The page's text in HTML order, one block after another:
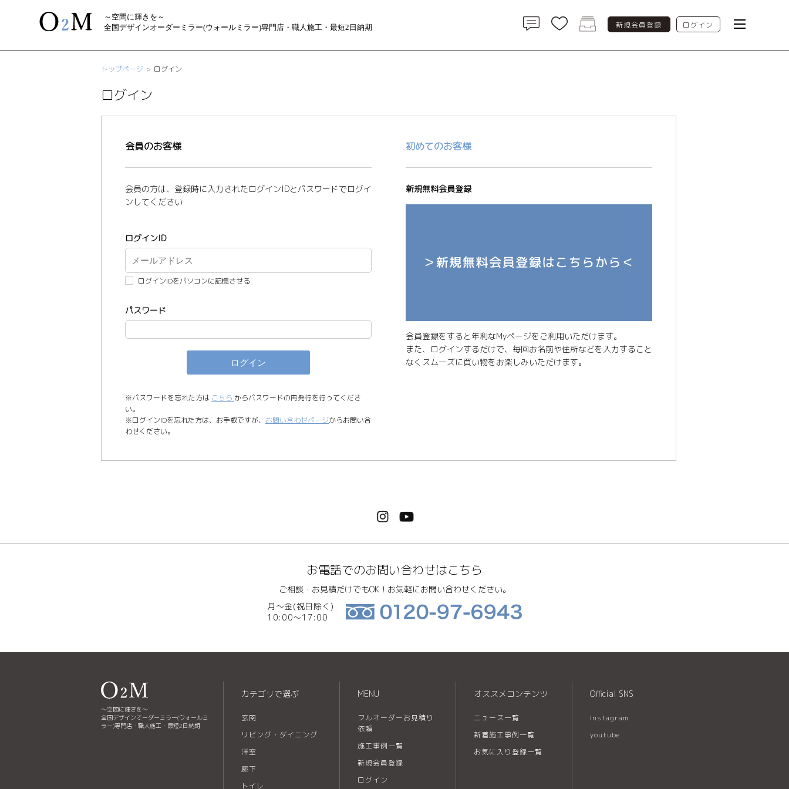
～空間に輝きを～
全国デザインオーダーミラー(ウォールミラー)専門店・職人施工・最短2日納期
新規会員登録 ログイン toggle
トップページ ログイン
ログイン
会員のお客様
会員の方は、登録時に入力されたログインIDとパスワードでログイ
ンしてください
ログインID
ログインIDをパソコンに記憶させる
パスワード
※パスワードを忘れた方は こちら からパスワードの再発行を行ってくださ
い。
※ログインIDを忘れた方は、お手数ですが、 お問い合わせページからお問い合
わせください。
初めてのお客様
新規無料会員登録
会員登録をすると年利なMyページをご利用いただけます。
また、ログインするだけで、毎回お名前や住所などを入力すること
なくスムーズに買い物をお楽しみいただけます。
お電話でのお問い合わせはこちら
ご相談・お見積だけでもOK！お気軽にお問い合わせください。
月～金(祝日除く)
10:00～17:00
～空間に輝きを～
全国デザインオーダーミラー(ウォールミ
ラー)専門店・職人施工・最短2日納期
カテゴリで選ぶ
玄関
リビング・ダイニング
洋室
廊下
トイレ
MENU
フルオーダーお見積り
依頼
施工事例一覧
新規会員登録
ログイン
オススメコンテンツ
ニュース一覧
新着施工事例一覧
お気に入り登録一覧
Official SNS
Instagram
youtube